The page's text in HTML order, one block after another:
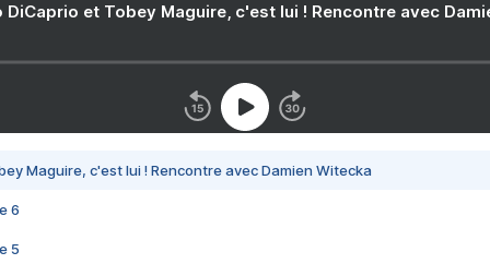
DiCaprio et Tobey Maguire, c'est lui ! Rencontre avec
Maguire, c'est lui ! Rencontre avec Damien Witecka
6
5